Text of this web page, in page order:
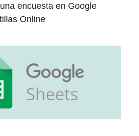
encuesta en Google
Online